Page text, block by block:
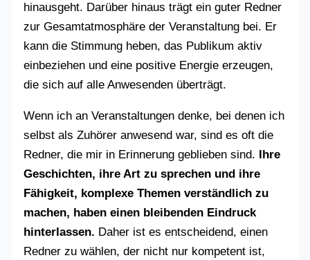
hinausgeht. Darüber hinaus trägt ein guter Redner
zur Gesamtatmosphäre der Veranstaltung bei. Er
kann die Stimmung heben, das Publikum aktiv
einbeziehen und eine positive Energie erzeugen,
die sich auf alle Anwesenden überträgt.
Wenn ich an Veranstaltungen denke, bei denen ich
selbst als Zuhörer anwesend war, sind es oft die
Redner, die mir in Erinnerung geblieben sind. Ihre
Geschichten, ihre Art zu sprechen und ihre
Fähigkeit, komplexe Themen verständlich zu
machen, haben einen bleibenden Eindruck
hinterlassen. Daher ist es entscheidend, einen
Redner zu wählen, der nicht nur kompetent ist,